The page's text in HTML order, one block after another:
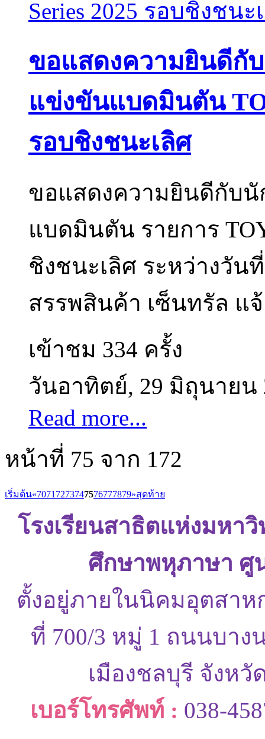
ขอแสดงความยินดีกับ
แข่งขันแบดมินตัน
รอบชิงชนะเลิศ
ขอแสดงความยินดีกับนั
แบดมินตัน รายการ
ชิงชนะเลิศ ระหว่างวัน
สรรพสินค้า เซ็นทรัล แ
เข้าชม 334 ครั้ง
วันอาทิตย์, 29 มิถุนายน
Read more...
หน้าที่ 75 จาก 172
เริ่มต้น«7071 7273747576777879»สุดท้าย
โรงเรียนสาธิตแห่งมหา
ศึกษาพหุภาษา ศู
ตั้งอยู่ภายในนิคมอุตสาห
ที่ 700/3 หมู่ 1 ถนนบาง
เมืองชลบุรี จังห
เบอร์โทรศัพท์ : 038-